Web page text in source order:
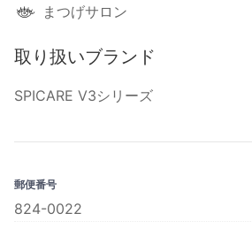
まつげサロン
取り扱いブランド
SPICARE V3シリーズ
郵便番号
824-0022